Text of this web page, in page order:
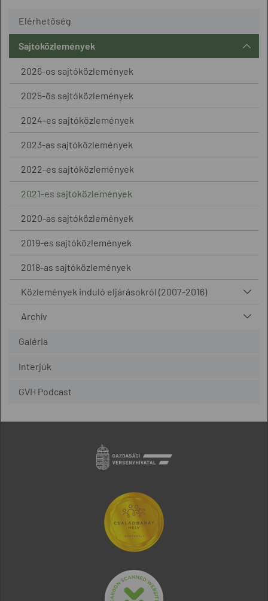
Elérhetőség
Sajtóközlemények
2026-os sajtóközlemények
2025-ös sajtóközlemények
2024-es sajtóközlemények
2023-as sajtóközlemények
2022-es sajtóközlemények
2021-es sajtóközlemények
2020-as sajtóközlemények
2019-es sajtóközlemények
2018-as sajtóközlemények
Közlemények induló eljárásokról (2007-2016)
Archív
Galéria
Interjúk
GVH Podcast